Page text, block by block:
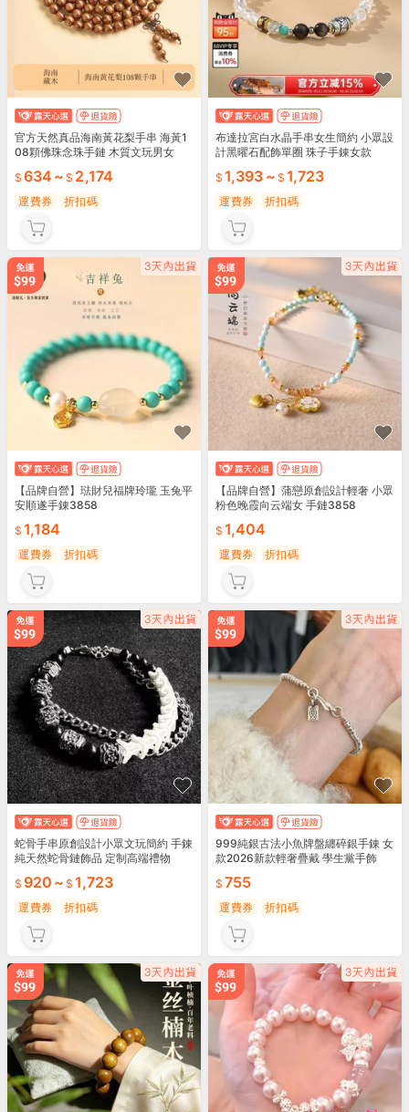
官方天然真品海南黃花梨手串 海黃1
08顆佛珠念珠手鏈 木質文玩男女
634 ~ 2,174
運費券 折扣碼
布達拉宮白水晶手串女生簡約 小眾設
計黑曜石配飾單圈 珠子手錬女款
1,393 ~ 1,723
運費券 折扣碼
【品牌自營】琺財兒福牌玲瓏 玉兔平
安順遂手錬3858
1,184
運費券 折扣碼
【品牌自營】蒲戀原創設計輕奢 小眾
粉色晚霞向云端女 手鏈3858
1,404
運費券 折扣碼
蛇骨手串原創設計小眾文玩簡約 手錬
純天然蛇骨鏈飾品 定制高端禮物
920 ~ 1,723
運費券 折扣碼
999純銀古法小魚牌盤纏碎銀手錬 女
款2026新款輕奢疊戴 學生黨手飾
755
運費券 折扣碼